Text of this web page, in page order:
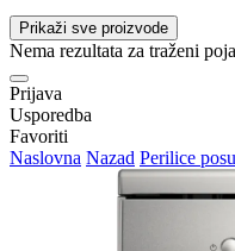
Prikaži sve proizvode
Nema rezultata za traženi
Prijava
Usporedba
Favoriti
Naslovna Nazad Perilice